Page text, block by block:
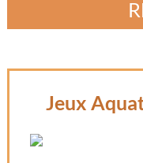
Jeux